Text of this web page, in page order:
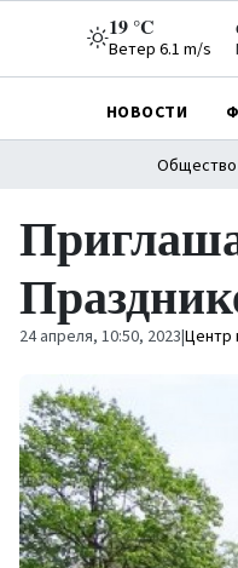
19 °C
Ветер 6.1 m/s
НОВОСТИ
Общество
24 апреля, 10:50, 2023|Центр